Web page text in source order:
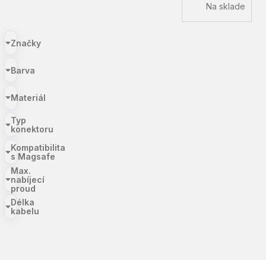
Na sklade
Značky
Barva
Materiál
Typ
konektoru
Kompatibilita
s Magsafe
Max.
nabíjecí
proud
Délka
kabelu